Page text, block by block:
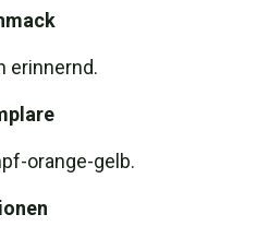
erinnernd.
orange-gelb.